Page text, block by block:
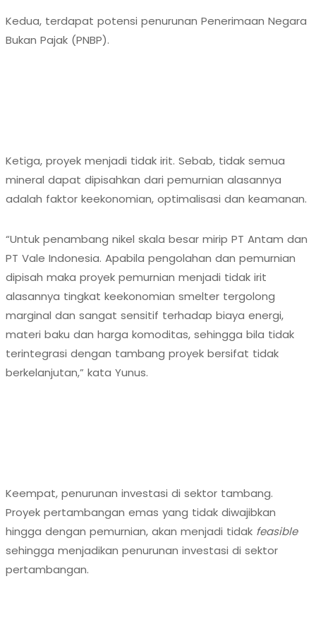
Kedua, terdapat potensi penurunan Penerimaan Negara
Bukan Pajak (PNBP).
Ketiga, proyek menjadi tidak irit. Sebab, tidak semua
mineral dapat dipisahkan dari pemurnian alasannya
adalah faktor keekonomian, optimalisasi dan keamanan.
“Untuk penambang nikel skala besar mirip PT Antam dan
PT Vale Indonesia. Apabila pengolahan dan pemurnian
dipisah maka proyek pemurnian menjadi tidak irit
alasannya tingkat keekonomian smelter tergolong
marginal dan sangat sensitif terhadap biaya energi,
materi baku dan harga komoditas, sehingga bila tidak
terintegrasi dengan tambang proyek bersifat tidak
berkelanjutan,” kata Yunus.
Keempat, penurunan investasi di sektor tambang.
Proyek pertambangan emas yang tidak diwajibkan
hingga dengan pemurnian, akan menjadi tidak feasible
sehingga menjadikan penurunan investasi di sektor
pertambangan.